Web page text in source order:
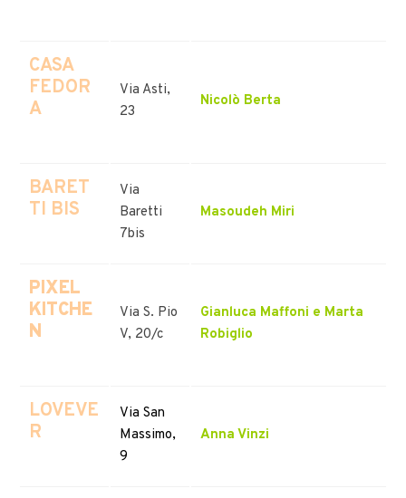
CASA
FEDOR
A
Via Asti,
23
Nicolò Berta
BARET
TI BIS
Via
Baretti
7bis
Masoudeh Miri
PIXEL
KITCHE
N
Via S. Pio
V, 20/c
Gianluca Maffoni e Marta
Robiglio
LOVEVE
R
Via San
Massimo,
9
Anna Vinzi